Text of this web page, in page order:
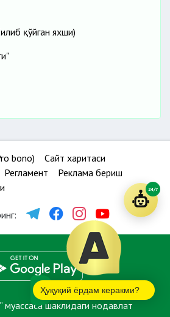
қўйган яхши)
bono)
Сайт харитаси
Регламент
Реклама бериш
шаклидаги нодавлат
Ҳуқуқий ёрдам керакми?
24/7